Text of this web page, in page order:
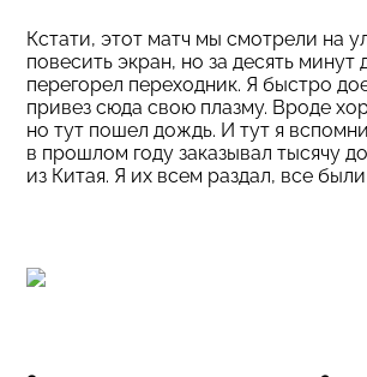
Кстати, этот матч мы смотрели на
повесить экран, но за десять минут
перегорел переходник. Я быстро
привез сюда свою плазму. Вроде
но тут пошел дождь. И тут я
в прошлом году заказывал тысячу
из Китая. Я их всем раздал, все